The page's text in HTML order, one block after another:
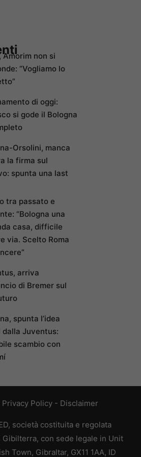
Amorim non si
“Vogliamo lo
di oggi:
si gode il Bologna
Orsolini, manca
la firma sul
spunta una last
tra passato e
“Bologna una
casa, difficile
via. Scelto Roma
arriva
di Bremer sul
spunta l’idea
dalla Juventus:
scambio con
Privacy Policy- Disclaimer
società costituita e regolata
con sede legale in Unit
Town, Gibraltar, GX11 1AA, ID